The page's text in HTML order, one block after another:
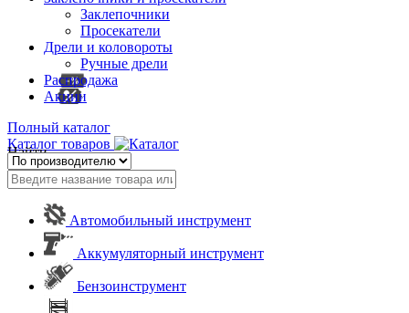
Заклепочники
Просекатели
Дрели и коловороты
Ручные дрели
Распродажа
Акции
Полный каталог
Каталог товаров
Найти
Автомобильный инструмент
Аккумуляторный инструмент
Бензоинструмент